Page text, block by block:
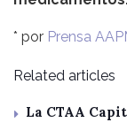
* por Prensa
Related articles
La CTAA